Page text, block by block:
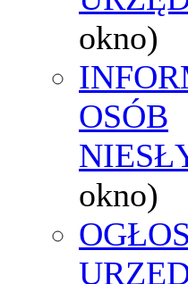
okno)
OSÓB
okno)